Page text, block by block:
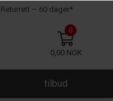
Returrett – 60 dager*
0
0,00 NOK
tilbud